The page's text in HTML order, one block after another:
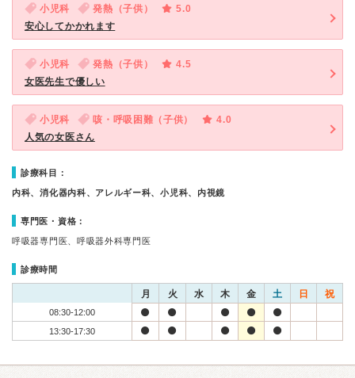
小児科 発熱（子供）
5.0
安心してかかれます
小児科 発熱（子供）
4.5
女医先生で優しい
小児科 咳・呼吸困難（子供）
4.0
人気の女医さん
診療科目：
内科、消化器内科、アレルギー科、小児科、内視鏡
専門医・資格：
呼吸器専門医、呼吸器外科専門医
診療時間
月 火 水 木 金 土 日 祝
08:30-12:00
13:30-17:30